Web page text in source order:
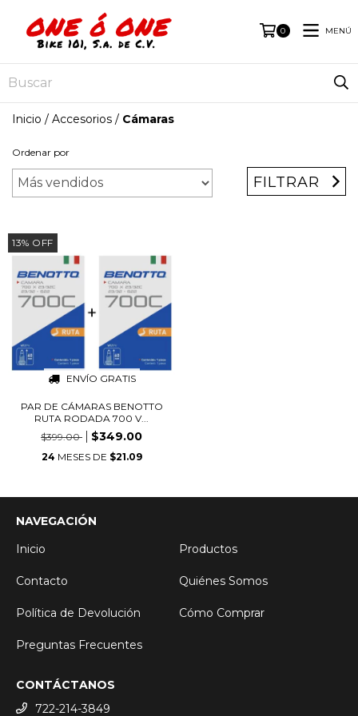
0 MENÚ
Inicio / Accesorios / Cámaras
Ordenar por
FILTRAR
13% OFF
ENVÍO GRATIS
PAR DE CÁMARAS BENOTTO
RUTA RODADA 700 V...
$399.00
$349.00
24 MESES DE $21.09
NAVEGACIÓN
Inicio
Productos
Contacto Quiénes Somos
Política de Devolución Cómo Comprar
Preguntas Frecuentes
CONTÁCTANOS
722-214-3849